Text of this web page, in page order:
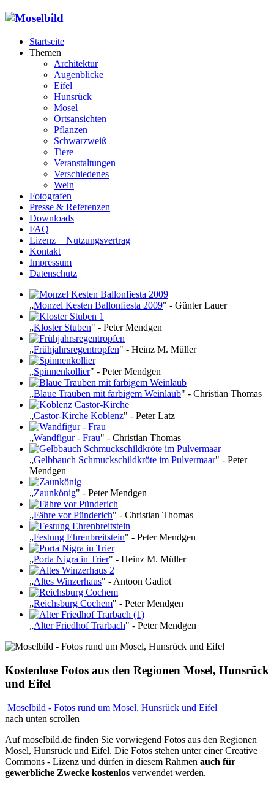
Startseite
Themen
Architektur
Augenblicke
Eifel
Hunsrück
Mosel
Ortsansichten
Pflanzen
Schwarzweiß
Tiere
Veranstaltungen
Verschiedenes
Wein
Fotografen
Presse & Referenzen
Downloads
FAQ
Lizenz + Nutzungsvertrag
Kontakt
Impressum
Datenschutz
„Monzel Kesten Ballonfiesta 2009" - Günter Lauer
„Kloster Stuben" - Peter Mendgen
„Frühjahrsregentropfen" - Heinz M. Müller
„Spinnenkollier" - Peter Mendgen
„Blaue Trauben mit farbigem Weinlaub" - Christian Thomas
„Castor-Kirche Koblenz" - Peter Latz
„Wandfigur - Frau" - Christian Thomas
„Gelbbauch Schmuckschildkröte im Pulvermaar" - Peter
Mendgen
„Zaunkönig" - Peter Mendgen
„Fähre vor Pünderich" - Christian Thomas
„Festung Ehrenbreitstein" - Peter Mendgen
„Porta Nigra in Trier" - Heinz M. Müller
„Altes Winzerhaus" - Antoon Gadiot
„Reichsburg Cochem" - Peter Mendgen
„Alter Friedhof Trarbach" - Peter Mendgen
Kostenlose Fotos aus den Regionen Mosel, Hunsrück
und Eifel
Moselbild - Fotos rund um Mosel, Hunsrück und Eifel
nach unten scrollen
Auf moselbild.de finden Sie vorwiegend Fotos aus den Regionen
Mosel, Hunsrück und Eifel. Die Fotos stehen unter einer Creative
Commons - Lizenz und dürfen in diesem Rahmen auch für
gewerbliche Zwecke kostenlos verwendet werden.